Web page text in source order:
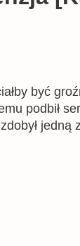
być
podbił
jedną